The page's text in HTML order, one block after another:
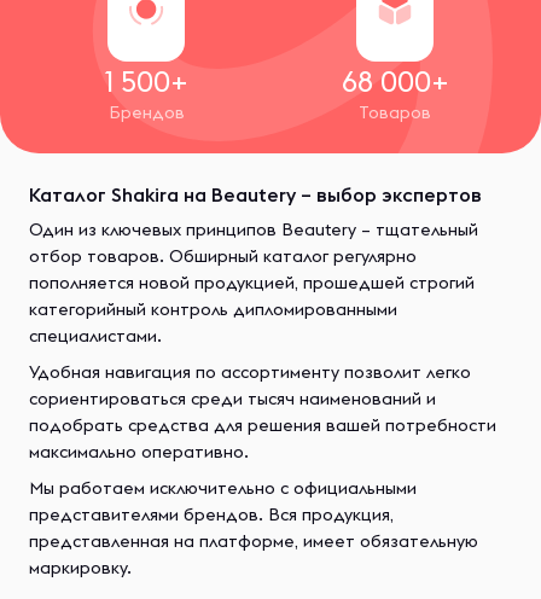
1 500+
Брендов
68 000+
Товаров
Каталог Shakira на Beautery – выбор экспертов
Один из ключевых принципов Beautery – тщательный
отбор товаров. Обширный каталог регулярно
пополняется новой продукцией, прошедшей строгий
категорийный контроль дипломированными
специалистами.
Удобная навигация по ассортименту позволит легко
сориентироваться среди тысяч наименований и
подобрать средства для решения вашей потребности
максимально оперативно.
Мы работаем исключительно с официальными
представителями брендов. Вся продукция,
представленная на платформе, имеет обязательную
маркировку.